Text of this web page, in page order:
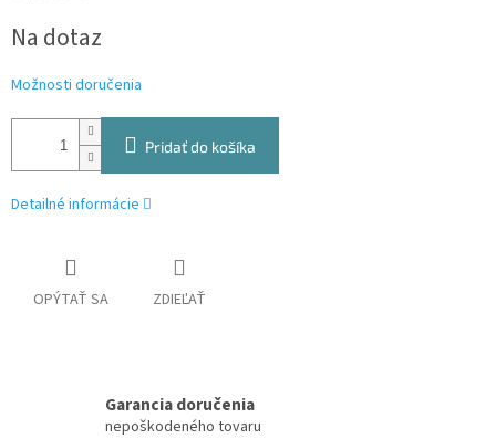
cena:
Na dotaz
Možnosti doručenia
Pridať do košíka
Detailné informácie
OPÝTAŤ SA ZDIEĽAŤ
Garancia doručenia
nepoškodeného tovaru